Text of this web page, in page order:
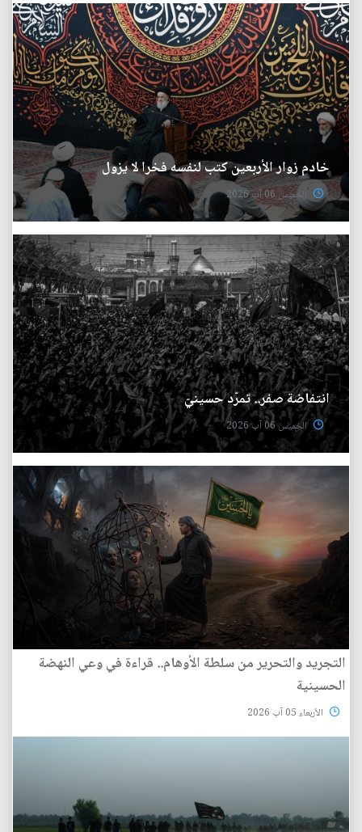
خادم زوار الأربعين كتب لنفسه فخرا لا يزول
الخميس 06 آب 2026
انتفاضة صفر.. تمرّد حسينيّ
الخميس 06 آب 2026
التجريد والتحرير من سلطة الأوهام.. قراءة في وعي النهضة
الحسينية
الأربعاء 05 آب 2026